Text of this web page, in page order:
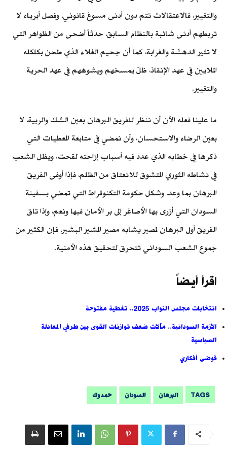
والتغيير، فالاعتقالات تتم دون أدنى مسوغ قانوني، وفصل أبرياء لا
تربطهم أدنى شائبة بالنظام السابق، حدثاً أضحى من الظواهر التي
لا تثير الدهشة والغرابة، كما أن جحيم الغلاء الذي طحن بكلكله
الملايين في عهد الإنقاذ، ظلّ يمسخهم ويشوههم في عهد الحرية
والتغيير.
ما علينا فعله الآن أن ننظر للفريق البرهان بعين الشك والربية، لا
بعين الرضاء والاستحسان، وأن نمضي في متابعة المعطيات التي
ذكرها في خطابه الذي عدد فيه أسباب إزاحته لقحت، ويظل الشعب
في نشاطه الثوري المتشوق للانعتاق من الظلم، فإذا أوفى الفريق
البرهان بما وعد، وشكل حكومة التكنوقراط التي تمضي بسفينة
السودان التي أزرى بها الأصاغر إلى بر الأمان فبها ونعم، وإذا تاق
الفريق أول البرهان لمصير يشابه مصير المشير البشير، فإن الكثير من
جموع الشعب السوداني تتحرق لتحقيق هذه الأمنية.
اقرأ أيضاً
انتخابات مجلس النواب 2025.. تغطية مفتوحة
الأزمة السودانية.. مآلات ضعف توازنات القوى بين طرفي المعادلة
السياسية
فوضى أفكاري
TAGS البرهان السودان حمدوك